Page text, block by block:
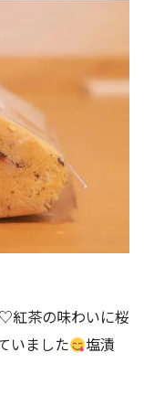
紅茶の味わいに桜
いました
塩漬